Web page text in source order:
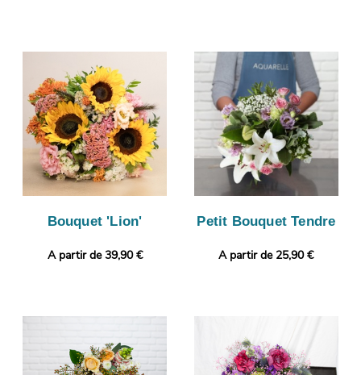
Bouquet 'Lion'
A partir de 39,90 €
Petit Bouquet Tendre
A partir de 25,90 €